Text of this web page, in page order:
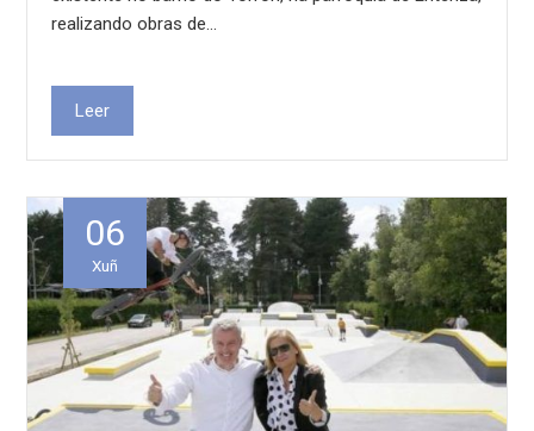
realizando obras de…
Leer
06
Xuñ